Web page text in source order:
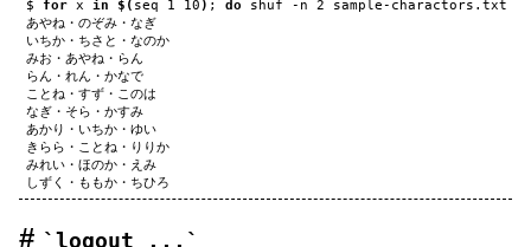
$ for x in $( seq 1 10) ; do shuf -n 2 sample-charactors.txt
あやね・のぞみ・なぎ
いちか・ちさと・なのか
みお・あやね・らん
らん・れん・かなで
ことね・すず・このは
なぎ・そら・かすみ
あかり・いちか・ゆい
きらら・ことね・りりか
みれい・ほのか・えみ
logout ...